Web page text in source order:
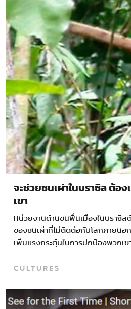
จะช่วยชนเผ่าในบราซิล ต้อ
เขา
หน่วยงานด้านชนพื้นเมืองในบราซิล
ของชนเผ่าที่ไม่ติดต่อกับโลกภายนอ
เพิ่มแรงกระตุ้นในการปกป้องพวกเข
CULTURES